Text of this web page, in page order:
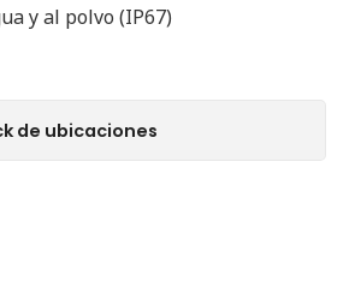
y al polvo (IP67)
de ubicaciones